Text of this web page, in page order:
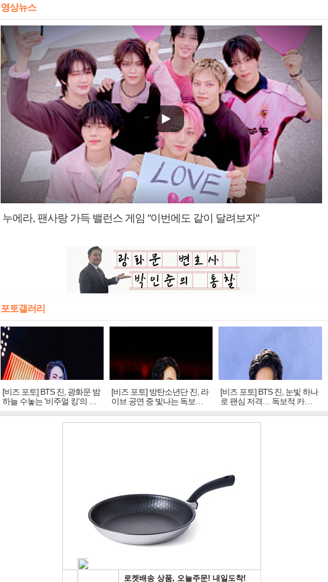
영상뉴스
누에라, 팬사랑 가득 밸런스 게임 "이번에도 같이 달려보자"
포토갤러리
[비즈 포토] BTS 진, 광화문 밤
하늘 수놓는 '비주얼 킹'의 열
창
[비즈 포토] 방탄소년단 진, 라
이브 공연 중 빛나는 독보적
아우라
[비즈 포토] BTS 진, 눈빛 하나
로 팬심 저격… 독보적 카리
스마